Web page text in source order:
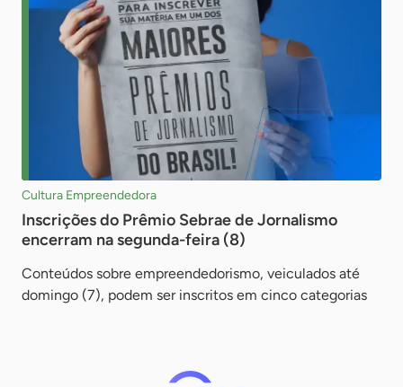
Cultura Empreendedora
Inscrições do Prêmio Sebrae de Jornalismo
encerram na segunda-feira (8)
Conteúdos sobre empreendedorismo, veiculados até
domingo (7), podem ser inscritos em cinco categorias